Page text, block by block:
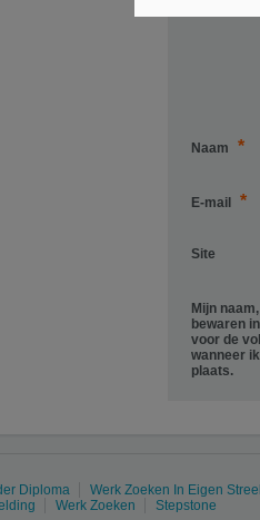
Naam *
E-mail *
Site
Mijn
bewaren
voor de
wanneer
plaats.
Diploma Werk Zoeken In Eigen
Werk Zoeken Stepstone